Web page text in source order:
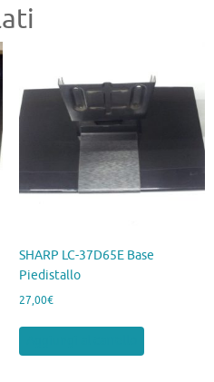
SHARP LC-37D65E Base
Piedistallo
27,00€